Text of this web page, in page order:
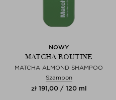
NOWY
MATCHA ROUTINE
MATCHA ALMOND SHAMPOO
Szampon
zł 191,00 / 120 ml